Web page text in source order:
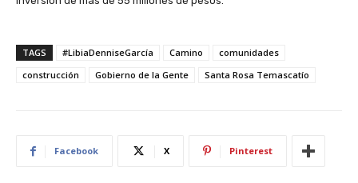
TAGS #LibiaDenniseGarcía Camino
comunidades
construcción
Gobierno de la Gente Santa Rosa Temascatío
Facebook X Pinterest